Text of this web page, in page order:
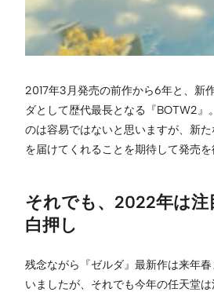
2017年3月発売の前作から6年と、新
ダとして歴代最長となる『BOTW2』
のは容易ではないと思いますが、新
を届けてくれることを期待して発売を
それでも、2022年は注
白押し
残念ながら『ゼルダ』最新作は来年
いましたが、それでも今年の任天堂